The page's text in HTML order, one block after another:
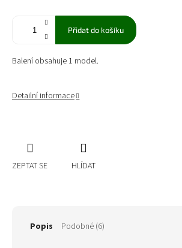
Přidat do košíku
Balení obsahuje 1 model.
Detailní informace
ZEPTAT SE HLÍDAT
Popis Podobné (6)